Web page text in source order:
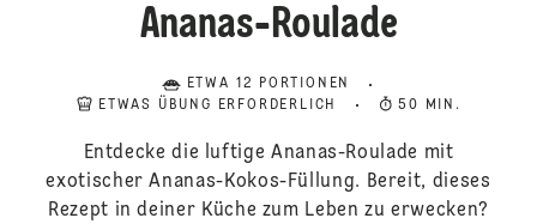
Ananas-Roulade
ETWA 12 PORTIONEN
ETWAS ÜBUNG ERFORDERLICH
50 MIN.
Entdecke die luftige Ananas-Roulade mit
exotischer Ananas-Kokos-Füllung. Bereit, dieses
Rezept in deiner Küche zum Leben zu erwecken?